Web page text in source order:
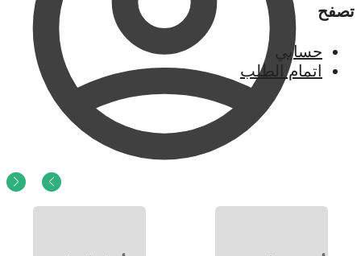
تصفح
حسابي
اتمام الطلب